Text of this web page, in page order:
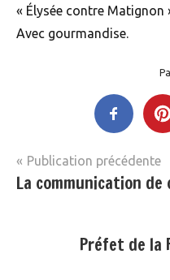
« Élysée contre Matignon
Avec gourmandise.
Livres
Navigation
de
Publication précédente
La communication de
Préfet de la